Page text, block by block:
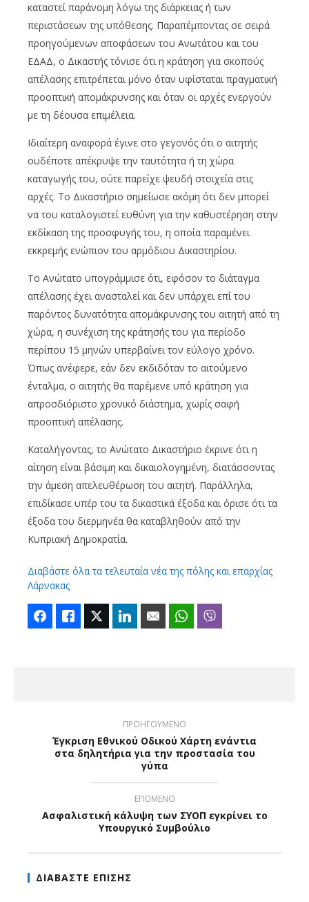
καταστεί παράνομη λόγω της διάρκειας ή των
περιστάσεων της υπόθεσης. Παραπέμποντας σε σειρά
προηγούμενων αποφάσεων του Ανωτάτου και του
ΕΔΑΔ, ο Δικαστής τόνισε ότι η κράτηση για σκοπούς
απέλασης επιτρέπεται μόνο όταν υφίσταται πραγματική
προοπτική απομάκρυνσης και όταν οι αρχές ενεργούν
με τη δέουσα επιμέλεια.
Ιδιαίτερη αναφορά έγινε στο γεγονός ότι ο αιτητής
ουδέποτε απέκρυψε την ταυτότητα ή τη χώρα
καταγωγής του, ούτε παρείχε ψευδή στοιχεία στις
αρχές. Το Δικαστήριο σημείωσε ακόμη ότι δεν μπορεί
να του καταλογιστεί ευθύνη για την καθυστέρηση στην
εκδίκαση της προσφυγής του, η οποία παραμένει
εκκρεμής ενώπιον του αρμόδιου Δικαστηρίου.
Το Ανώτατο υπογράμμισε ότι, εφόσον το διάταγμα
απέλασης έχει ανασταλεί και δεν υπάρχει επί του
παρόντος δυνατότητα απομάκρυνσης του αιτητή από τη
χώρα, η συνέχιση της κράτησής του για περίοδο
περίπου 15 μηνών υπερβαίνει τον εύλογο χρόνο.
Όπως ανέφερε, εάν δεν εκδιδόταν το αιτούμενο
ένταλμα, ο αιτητής θα παρέμενε υπό κράτηση για
απροσδιόριστο χρονικό διάστημα, χωρίς σαφή
προοπτική απέλασης.
Καταλήγοντας, το Ανώτατο Δικαστήριο έκρινε ότι η
αίτηση είναι βάσιμη και δικαιολογημένη, διατάσσοντας
την άμεση απελευθέρωση του αιτητή. Παράλληλα,
επιδίκασε υπέρ του τα δικαστικά έξοδα και όρισε ότι τα
έξοδα του διερμηνέα θα καταβληθούν από την
Κυπριακή Δημοκρατία.
Διαβάστε όλα τα τελευταία νέα της πόλης και επαρχίας
Λάρνακας
FacebookLike Twitter LinkedIn Email WhatsApp
ΠΡΟΗΓΟΥΜΕΝΟ
Έγκριση Εθνικού Οδικού Χάρτη ενάντια
στα δηλητήρια για την προστασία του
γύπα
ΕΠΟΜΕΝΟ
Ασφαλιστική κάλυψη των ΣΥΟΠ εγκρίνει το
Υπουργικό Συμβούλιο
ΔΙΑΒΑΣΤΕ ΕΠΙΣΗΣ